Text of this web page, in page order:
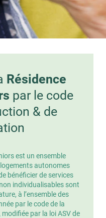
Résidence
par le code
& de
est un ensemble
autonomes
bénéficier de services
individualisables sont
à l’ensemble des
par le code de la
par la loi ASV de